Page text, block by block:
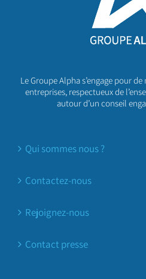
Le Groupe Alpha s’engage pour
entreprises, respectueux de
autour d’un conseil
Qui sommes nous ?
Contactez-nous
Rejoignez-nous
Contact presse